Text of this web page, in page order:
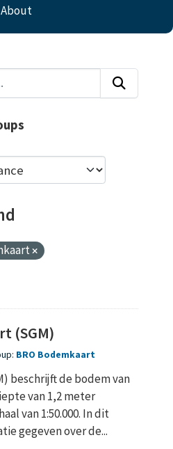
About
(SGM)
BRO Bodemkaart
beschrijft de bodem van
van 1,2 meter
van 1:50.000. In dit
gegeven over de...